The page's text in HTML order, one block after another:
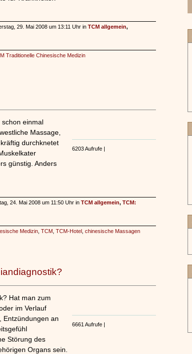
29. Mai 2008 um 13:11 Uhr in TCM allgemein,
Traditionelle Chinesische Medizin
6203 Aufrufe |
einmal
Massage,
durchknetet
günstig. Anders
24. Mai 2008 um 11:50 Uhr in TCM allgemein, TCM:
Medizin TCM TCM-Hotel chinesische Massagen
6661 Aufrufe |
Hat man zum
im Verlauf
Entzündungen an
Störung des
Organs sein.